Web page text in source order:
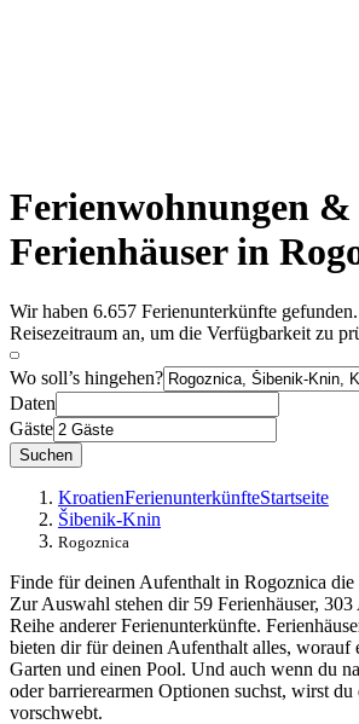
Ferienwohnungen &
Ferienhäuser in
Wir haben 6.657 Ferienunterkünfte
Reisezeitraum an, um die Verfügbarkeit zu
Wo soll’s hingehen?
Daten
Gäste
Suchen
KroatienFerienunterkünfteStartseite
Šibenik-Knin
Rogoznica
Finde für deinen Aufenthalt in Rogoznica
Zur Auswahl stehen dir 59 Ferienhäuser,
Reihe anderer Ferienunterkünfte.
bieten dir für deinen Aufenthalt alles, worauf
Garten und einen Pool. Und auch wenn du
oder barrierearmen Optionen suchst, wirst
vorschwebt.